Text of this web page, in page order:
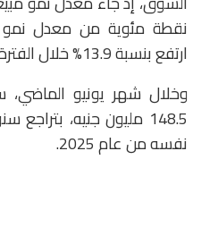
نقطة مئوية من معدل
ارتفع بنسبة 13.9% خلال الفترة نفسها.
وخلال شهر يونيو
نفسه من عام 2025.